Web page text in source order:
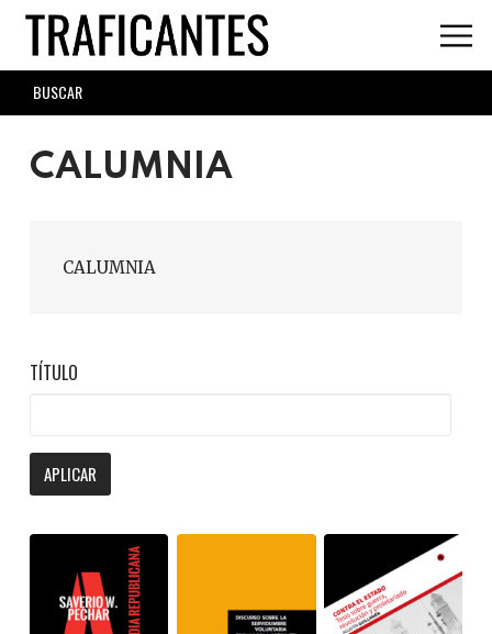
Skip
main
content
SEARCH
FORM
CALUMNIA
CALUMNIA
TÍTULO
APLICAR